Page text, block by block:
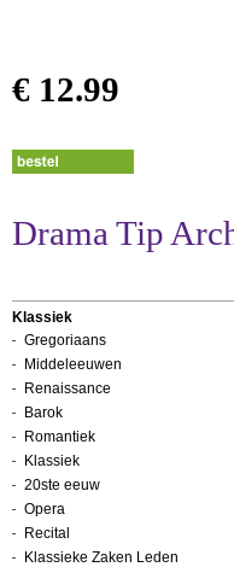
€ 12.99
Drama Tip
Klassiek
Gregoriaans
Middeleeuwen
Renaissance
Barok
Romantiek
Klassiek
20ste eeuw
Opera
Recital
Klassieke Zaken Leden